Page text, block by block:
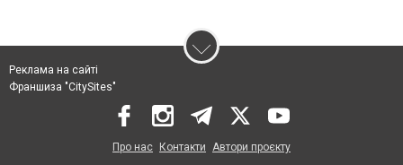
Реклама на сайті
Франшиза "CitySites"
Про нас Контакти Автори проєкту